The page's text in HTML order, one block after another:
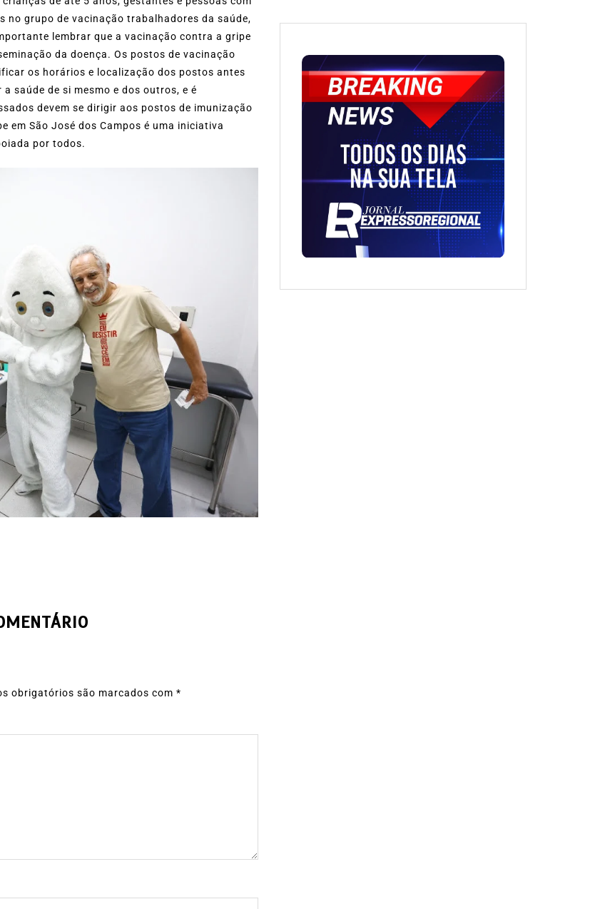
no grupo de vacinação trabalhadores da saúde,
lembrar que a vacinação contra a gripe
da doença. Os postos de vacinação
os horários e localização dos postos antes
saúde de si mesmo e dos outros, e é
devem se dirigir aos postos de imunização
em São José dos Campos é uma iniciativa
por todos.
obrigatórios são marcados com *